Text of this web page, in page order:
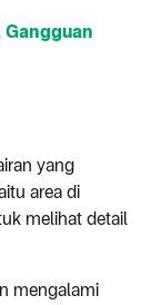
Gangguan
yang
area di
melihat detail
mengalami